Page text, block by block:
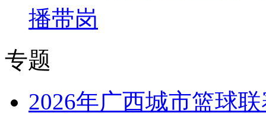
播带岗
专题
2026年广西城市篮球